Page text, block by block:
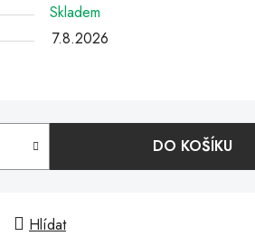
Skladem
7.8.2026
DO KOŠÍKU
Hlídat